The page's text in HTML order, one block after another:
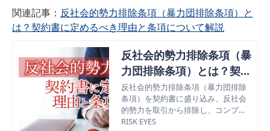
関連記事： 反社会的勢力排除条項（暴力団排除条項）と
は？契約書に定めるべき理由と条項について解説
反社会的勢力排除条項（暴
力団排除条項）とは？契約
書に定めるべき理由と条項
について解説
反社会的勢力排除条項（暴力団排除
条項）を契約書に盛り込み、反社会
的勢力を取引から排除し、コンプラ
イアンス遵守することが企業に推奨
RISK EYES